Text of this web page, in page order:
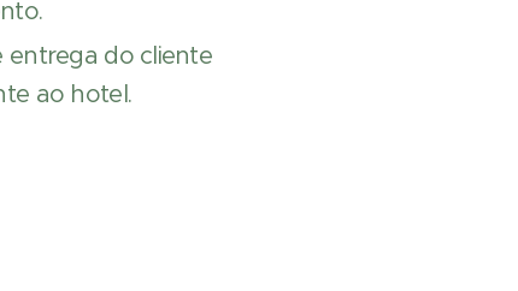
entrega do cliente
ao hotel.